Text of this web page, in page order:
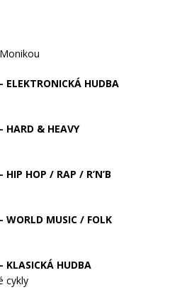
ELEKTRONICKÁ HUDBA
HARD & HEAVY
HOP / RAP / R’N’B
WORLD MUSIC / FOLK
KLASICKÁ HUDBA
cykly